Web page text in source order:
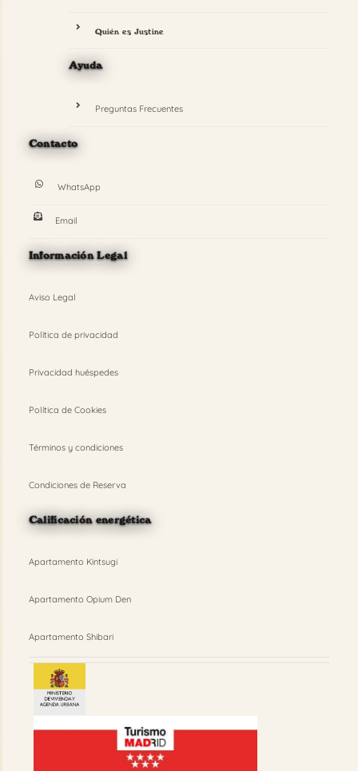
Quién es Justine
Ayuda
Preguntas Frecuentes
Contacto
WhatsApp
Email
Información Legal
Aviso Legal
Política de privacidad
Privacidad huéspedes
Política de Cookies
Términos y condiciones
Condiciones de Reserva
Calificación energética
Apartamento Kintsugi
Apartamento Opium Den
Apartamento Shibari